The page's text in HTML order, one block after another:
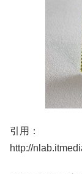
引用：
http://